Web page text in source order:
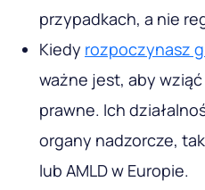
przypadkach, a nie
Kiedy rozpoczynasz
ważne jest, aby
prawne. Ich
organy nadzorcze,
lub AMLD w Europie.